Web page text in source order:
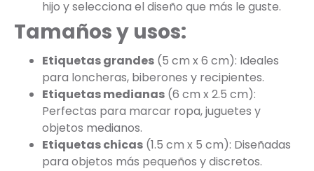
hijo y selecciona el diseño que más le guste.
Tamaños y usos:
Etiquetas grandes (5 cm x 6 cm): Ideales
para loncheras, biberones y recipientes.
Etiquetas medianas (6 cm x 2.5 cm):
Perfectas para marcar ropa, juguetes y
objetos medianos.
Etiquetas chicas (1.5 cm x 5 cm): Diseñadas
para objetos más pequeños y discretos.